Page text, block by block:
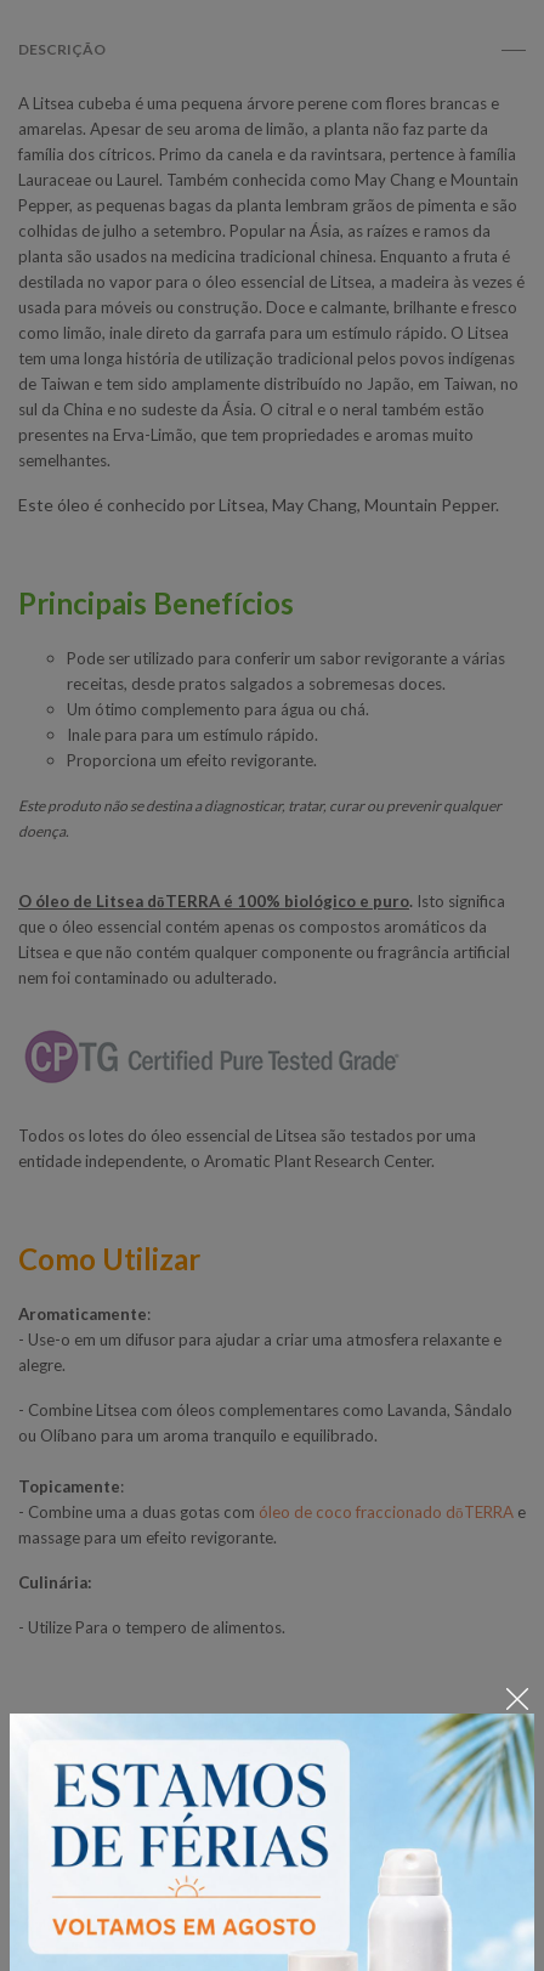
DESCRIÇÃO
A Litsea cubeba é uma pequena árvore perene com flores brancas e
amarelas. Apesar de seu aroma de limão, a planta não faz parte da
família dos cítricos. Primo da canela e da ravintsara, pertence à família
Lauraceae ou Laurel. Também conhecida como May Chang e Mountain
Pepper, as pequenas bagas da planta lembram grãos de pimenta e são
colhidas de julho a setembro. Popular na Ásia, as raízes e ramos da
planta são usados ​​na medicina tradicional chinesa. Enquanto a fruta é
destilada no vapor para o óleo essencial de Litsea, a madeira às vezes é
usada para móveis ou construção. Doce e calmante, brilhante e fresco
como limão, inale direto da garrafa para um estímulo rápido. O Litsea
tem uma longa história de utilização tradicional pelos povos indígenas
de Taiwan e tem sido amplamente distribuído no Japão, em Taiwan, no
sul da China e no sudeste da Ásia. O citral e o neral também estão
presentes na Erva-Limão, que tem propriedades e aromas muito
semelhantes.
Este óleo é conhecido por Litsea, May Chang, Mountain Pepper.
Principais Benefícios
Pode ser utilizado para conferir um sabor revigorante a várias
receitas, desde pratos salgados a sobremesas doces.
Um ótimo complemento para água ou chá.
Inale para para um estímulo rápido.
Proporciona um efeito revigorante.
Este produto não se destina a diagnosticar, tratar, curar ou prevenir qualquer
doença.
O óleo de Litsea dōTERRA é 100% biológico e puro. Isto significa
que o óleo essencial contém apenas os compostos aromáticos da
Litsea e que não contém qualquer componente ou fragrância artificial
nem foi contaminado ou adulterado.
Todos os lotes do óleo essencial de Litsea são testados por uma
entidade independente, o Aromatic Plant Research Center.
Como Utilizar
Aromaticamente:
- Use-o em um difusor para ajudar a criar uma atmosfera relaxante e
alegre.
- Combine Litsea com óleos complementares como Lavanda, Sândalo
ou Olíbano para um aroma tranquilo e equilibrado.
Topicamente:
- Combine uma a duas gotas com óleo de coco fraccionado dōTERRA e
massage para um efeito revigorante.
Culinária:
- Utilize Para o tempero de alimentos.
Saiba mais sobre as regras de aplicaçãoaqui
Precauções